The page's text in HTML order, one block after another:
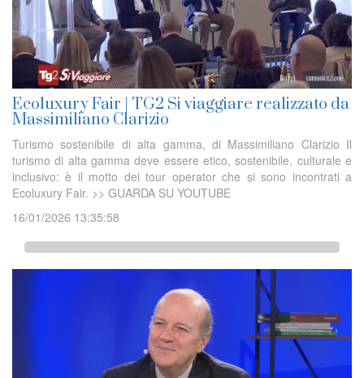
Ecoluxury Fair | TG2 Si viaggiare realizzato da
Massimiliano Clarizio
Turismo sostenibile di alta gamma, di Massimiliano Clarizio Il
turismo di alta gamma deve essere etico, sostenibile, culturale e
inclusivo: è il motto dei tour operator che si sono incontrati a
Ecoluxury Fair. >> GUARDA SU YOUTUBE
16/01/2026 13:35:58